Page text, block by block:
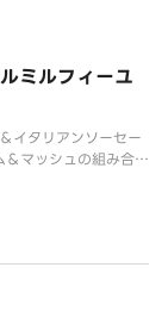
ミルフィーユ
イタリアンソーセー
マッシュの組み合